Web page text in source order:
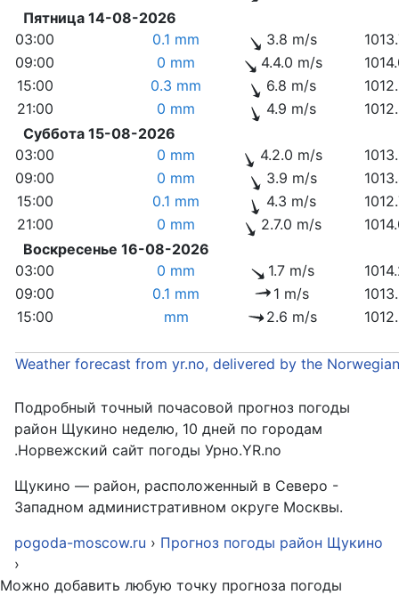
Пятница 14-08-2026
03:00
0.1 mm 3.8 m/s
09:00
0 mm 4.4.0 m/s
15:00
0.3 mm 6.8 m/s
21:00
0 mm 4.9 m/s
Суббота 15-08-2026
03:00
0 mm 4.2.0 m/s
09:00
0 mm 3.9 m/s
15:00
0.1 mm 4.3 m/s
21:00
0 mm 2.7.0 m/s
Воскресенье 16-08-2026
03:00
0 mm 1.7 m/s
09:00
0.1 mm 1 m/s
15:00
mm 2.6 m/s
Weather forecast from yr.no, delivered by the
Подробный точный почасовой прогноз погоды
район Щукино неделю, 10 дней по городам
.Норвежский сайт погоды Урно.YR.no
Щукино — район, расположенный в Северо -
Западном административном округе Москвы.
pogoda-moscow.ru › Прогноз погоды район Щукино
›
Можно добавить любую точку прогноза погоды